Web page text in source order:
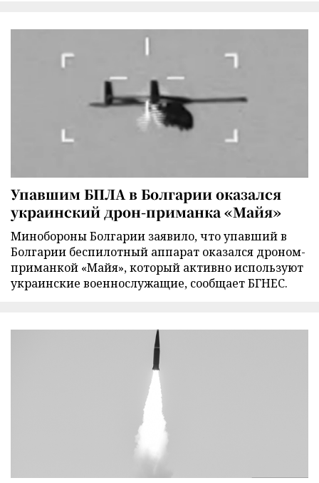
Упавшим БПЛА в Болгарии оказался
украинский дрон-приманка «Майя»
Минобороны Болгарии заявило, что упавший в
Болгарии беспилотный аппарат оказался дроном-
приманкой «Майя», который активно используют
украинские военнослужащие, сообщает БГНЕС.